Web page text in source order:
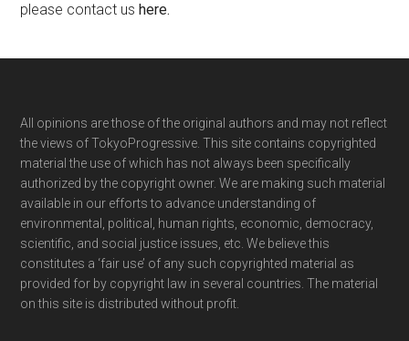
please contact ushere.
Footer
All opinions are those of the original authors and may not reflect
the views of TokyoProgressive. This site contains copyrighted
material the use of which has not always been specifically
authorized by the copyright owner. We are making such material
available in our efforts to advance understanding of
environmental, political, human rights, economic, democracy,
scientific, and social justice issues, etc. We believe this
constitutes a ‘fair use’ of any such copyrighted material as
provided for by copyright law in several countries. The material
on this site is distributed without profit.